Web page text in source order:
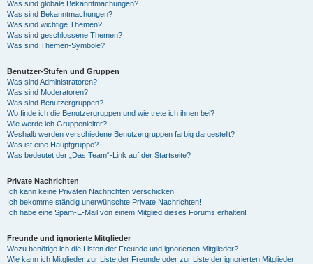
Was sind globale Bekanntmachungen?
Was sind Bekanntmachungen?
Was sind wichtige Themen?
Was sind geschlossene Themen?
Was sind Themen-Symbole?
Benutzer-Stufen und Gruppen
Was sind Administratoren?
Was sind Moderatoren?
Was sind Benutzergruppen?
Wo finde ich die Benutzergruppen und wie trete ich ihnen bei?
Wie werde ich Gruppenleiter?
Weshalb werden verschiedene Benutzergruppen farbig dargestellt?
Was ist eine Hauptgruppe?
Was bedeutet der „Das Team“-Link auf der Startseite?
Private Nachrichten
Ich kann keine Privaten Nachrichten verschicken!
Ich bekomme ständig unerwünschte Private Nachrichten!
Ich habe eine Spam-E-Mail von einem Mitglied dieses Forums erhalten!
Freunde und ignorierte Mitglieder
Wozu benötige ich die Listen der Freunde und ignorierten Mitglieder?
Wie kann ich Mitglieder zur Liste der Freunde oder zur Liste der ignorierten Mitglieder